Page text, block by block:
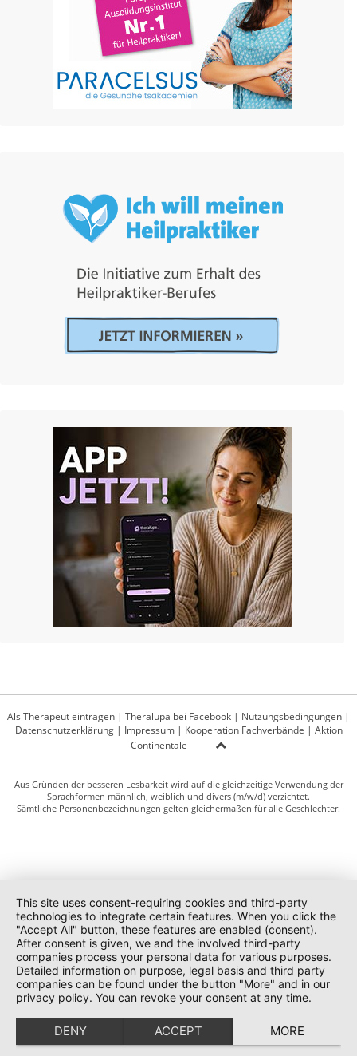
Als Therapeut eintragen | Theralupa bei Facebook | Nutzungsbedingungen |
Datenschutzerklärung| Impressum| Kooperation Fachverbände | Aktion
Continentale
Aus Gründen der besseren Lesbarkeit wird auf die gleichzeitige Verwendung der
Sprachformen männlich, weiblich und divers (m/w/d) verzichtet.
Sämtliche Personenbezeichnungen gelten gleichermaßen für alle Geschlechter.
This site uses consent-requiring cookies and third-party
technologies to integrate certain features. When you click the
"Accept All" button, these features are enabled (consent).
After consent is given, we and the involved third-party
companies process your personal data for various purposes.
Detailed information on purpose, legal basis and third party
companies can be found under the button "More" and in our
privacy policy. You can revoke your consent at any time.
DENY ACCEPT MORE